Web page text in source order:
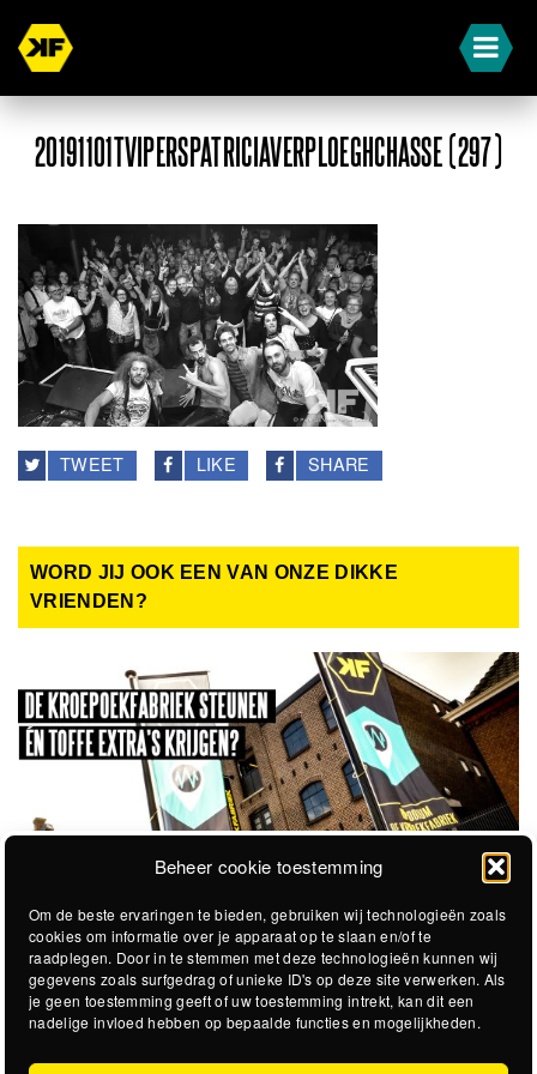
Beheer cookie toestemming
Om de beste ervaringen te bieden, gebruiken wij technologieën zoals
cookies om informatie over je apparaat op te slaan en/of te
raadplegen. Door in te stemmen met deze technologieën kunnen wij
gegevens zoals surfgedrag of unieke ID's op deze site verwerken. Als
je geen toestemming geeft of uw toestemming intrekt, kan dit een
nadelige invloed hebben op bepaalde functies en mogelijkheden.
20191101TVIPERSPATRICIAVERPLOEGHCHASSE (297)
TWEET LIKE SHARE
WORD JIJ OOK EEN VAN ONZE DIKKE
VRIENDEN?